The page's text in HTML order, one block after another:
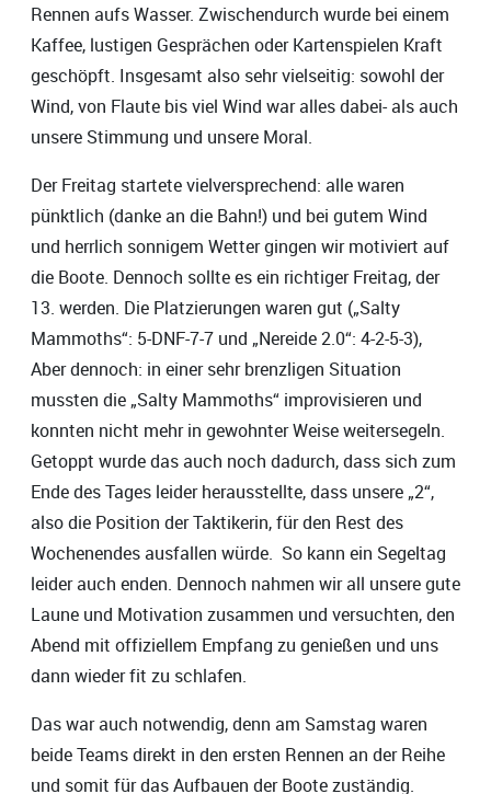
Rennen aufs Wasser. Zwischendurch wurde bei einem
Kaffee, lustigen Gesprächen oder Kartenspielen Kraft
geschöpft. Insgesamt also sehr vielseitig: sowohl der
Wind, von Flaute bis viel Wind war alles dabei- als auch
unsere Stimmung und unsere Moral.
Der Freitag startete vielversprechend: alle waren
pünktlich (danke an die Bahn!) und bei gutem Wind
und herrlich sonnigem Wetter gingen wir motiviert auf
die Boote. Dennoch sollte es ein richtiger Freitag, der
13. werden. Die Platzierungen waren gut („Salty
Mammoths“: 5-DNF-7-7 und „Nereide 2.0“: 4-2-5-3),
Aber dennoch: in einer sehr brenzligen Situation
mussten die „Salty Mammoths“ improvisieren und
konnten nicht mehr in gewohnter Weise weitersegeln.
Getoppt wurde das auch noch dadurch, dass sich zum
Ende des Tages leider herausstellte, dass unsere „2“,
also die Position der Taktikerin, für den Rest des
Wochenendes ausfallen würde. So kann ein Segeltag
leider auch enden. Dennoch nahmen wir all unsere gute
Laune und Motivation zusammen und versuchten, den
Abend mit offiziellem Empfang zu genießen und uns
dann wieder fit zu schlafen.
Das war auch notwendig, denn am Samstag waren
beide Teams direkt in den ersten Rennen an der Reihe
und somit für das Aufbauen der Boote zuständig.